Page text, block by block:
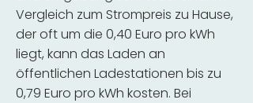
Vergleich zum Strompreis zu Hause,
der oft um die 0,40 Euro pro kWh
liegt, kann das Laden an
öffentlichen Ladestationen bis zu
0,79 Euro pro kWh kosten. Bei